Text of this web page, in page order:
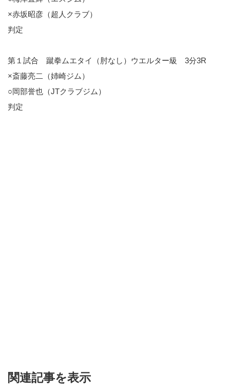
×赤坂昭彦（超人クラブ）
判定
第１試合 蹴拳ムエタイ（肘なし）ウエルター級 3分3R
×斎藤亮二（姉崎ジム）
○岡部誉也（JTクラブジム）
判定
関連記事を表示